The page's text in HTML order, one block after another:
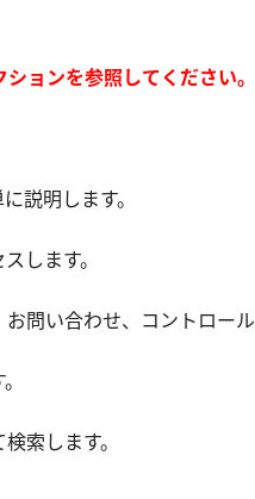
ョンを参照してください。
説明します。
します。
問い合わせ、コントロール
索します。